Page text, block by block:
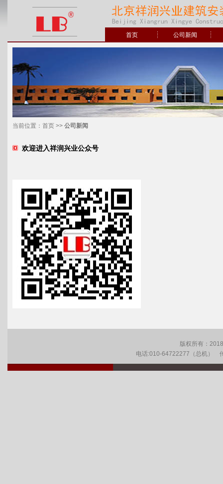
首页 公司新闻
当前位置： 首页 >> 公司新闻
欢迎进入祥润兴业公众号
版权所有：
电话:010-64722277（总机）